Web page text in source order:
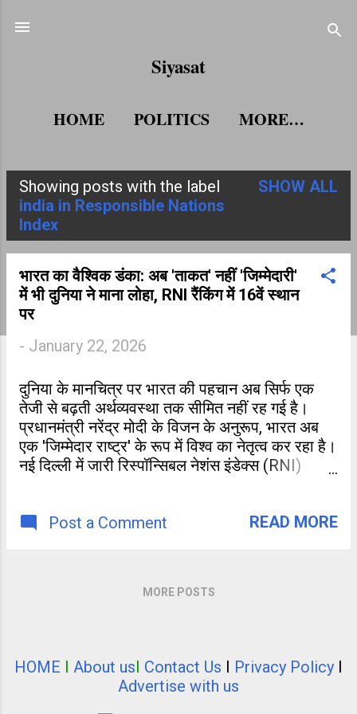
Siyasat
HOME POLITICS MORE…
P
s
Showing posts with the label
india in Responsible Nations
Index
SHOW ALL
भारत का वैश्विक डंका: अब 'ताकत' नहीं 'जिम्मेदारी'
में भी दुनिया ने माना लोहा, RNI रैंकिंग में 16वें स्थान
पर
- January 22, 2026
दुनिया के मानचित्र पर भारत की पहचान अब सिर्फ एक
तेजी से बढ़ती अर्थव्यवस्था तक सीमित नहीं रह गई है।
प्रधानमंत्री नरेंद्र मोदी के विजन के अनुरूप, भारत अब
एक 'जिम्मेदार राष्ट्र' के रूप में विश्व का नेतृत्व कर रहा है।
नई दिल्ली में जारी रिस्पॉन्सिबल नेशंस इंडेक्स (RNI)
हासिल की है,
Post a Comment READ MORE
MORE POSTS
HOME I About usI Contact Us I Privacy Policy I
Advertise with us